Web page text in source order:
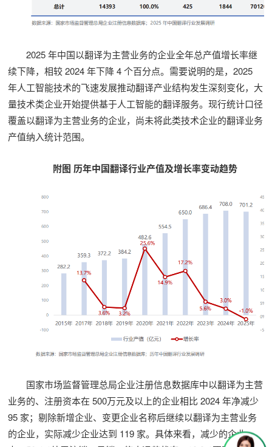
2025 年中国以翻译为主营业务的企业全年总产值增长率继
续下降，相较 2024 年下降 4 个百分点。需要说明的是，2025
年人工智能技术的飞速发展推动翻译产业结构发生深刻变化，大
量技术类企业开始提供基于人工智能的翻译服务。现行统计口径
覆盖以翻译为主营业务的企业，尚未将此类技术企业的翻译业务
产值纳入统计范围。
附图 历年中国翻译行业产值及增长率变动趋势
国家市场监督管理总局企业注册信息数据库中以翻译为主营
业务的、注册资本在 500万元及以上的企业相比 2024 年净减少
95 家；剔除新增企业、变更企业名称后继续以翻译为主营业务
的企业，实际减少企业达到 119 家。具体来看，减少的企业